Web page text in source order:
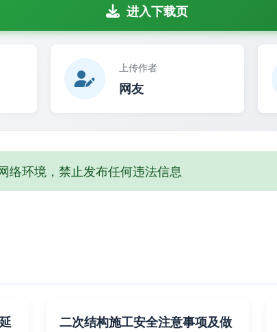
进入下载页
上传作者
网友
络环境，禁止发布任何违法信息
二次结构施工安全注意事项及做